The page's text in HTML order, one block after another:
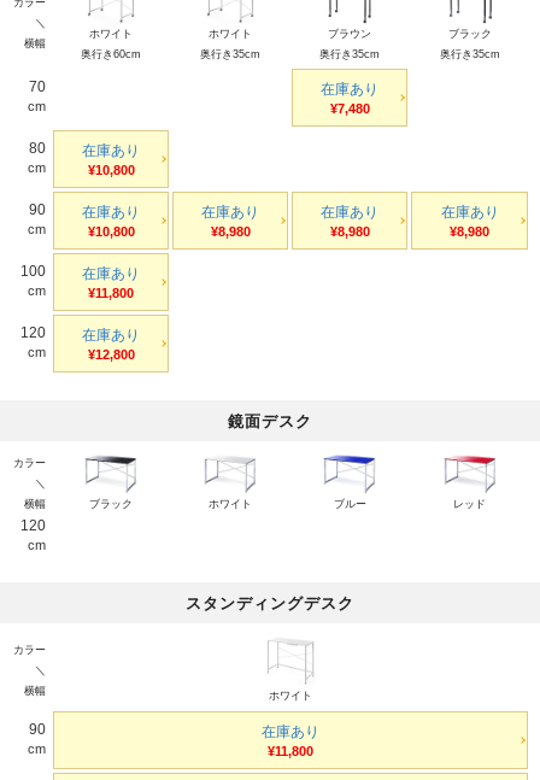
＼
横幅
ホワイト
奥行き60cm
ホワイト
奥行き35cm
ブラウン
奥行き35cm
ブラック
奥行き35cm
70
cm
在庫あり
¥7,480
80
cm
在庫あり
¥10,800
90
cm
在庫あり
¥10,800
在庫あり
¥8,980
在庫あり
¥8,980
在庫あり
¥8,980
100
cm
在庫あり
¥11,800
120
cm
在庫あり
¥12,800
鏡面デスク
カラー
＼
横幅
ブラック ホワイト ブルー レッド
120
cm
スタンディングデスク
カラー
＼
横幅
ホワイト
90
cm
在庫あり
¥11,800